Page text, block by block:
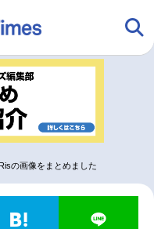
アニメ
音楽 コスプレ
の画像をまとめました